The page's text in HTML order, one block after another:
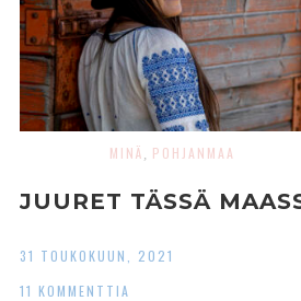
MINÄ POHJANMAA
JUURET TÄSSÄ
31 TOUKOKUUN, 2021
11 KOMMENTTIA